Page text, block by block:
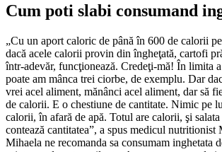
Cum poti slabi consumand
„Cu un aport caloric de până în 600 de calorii
dacă acele calorii provin din îngheţată, cartofi
într-adevăr, funcţionează. Credeţi-mă! În limita
poate am mânca trei ciorbe, de exemplu. Dar
vrei acel aliment, mănânci acel aliment, dar să
de calorii. E o chestiune de cantitate. Nimic pe
calorii, în afară de apă. Totul are calorii, şi
contează cantitatea”, a spus medicul
Mihaela ne recomanda sa consumam inghetata